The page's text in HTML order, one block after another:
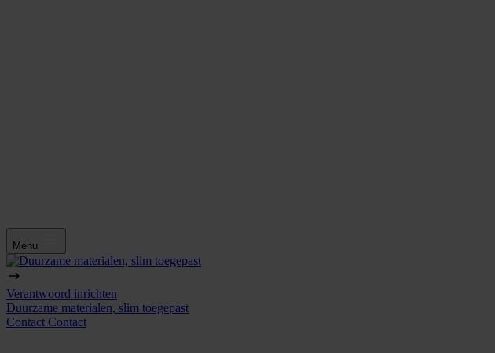
Menu
Verantwoord inrichten
Duurzame materialen, slim toegepast
Contact Contact